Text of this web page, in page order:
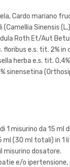
Cardo mariano
Sinensis
Roth Et/Aut
floribus e.s. tit. 2%
herba e.s. tit.
sinensetina
1 misurino da 15
ml (30 ml totali) in
misurino dosatore.
e/o